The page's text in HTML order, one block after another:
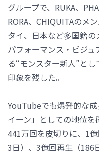
グループで、RUKA、
RORA、CHIQUITAのメ
タイ、日本など多国籍
パフォーマンス・ビジ
る“モンスター新人”と
印象を残した。
YouTubeでも爆発的な
イーン」としての地位
441万回を皮切りに、1
3日）、3億回再生（186